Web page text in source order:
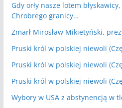
Gdy orły nasze lotem
Chrobrego granicy…
Zmarł Mirosław Mikietyński,
Pruski król w polskiej niewoli
Pruski król w polskiej niewoli
Pruski król w polskiej niewoli
Wybory w USA z abstynencją w